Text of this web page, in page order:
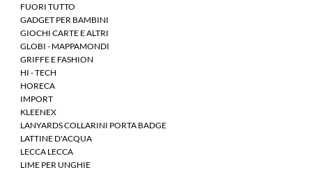
FUORI TUTTO
GADGET PER BAMBINI
GIOCHI CARTE E ALTRI
GLOBI - MAPPAMONDI
GRIFFE E FASHION
HI - TECH
HORECA
IMPORT
KLEENEX
LANYARDS COLLARINI PORTA BADGE
LATTINE D'ACQUA
LECCA LECCA
LIME PER UNGHIE